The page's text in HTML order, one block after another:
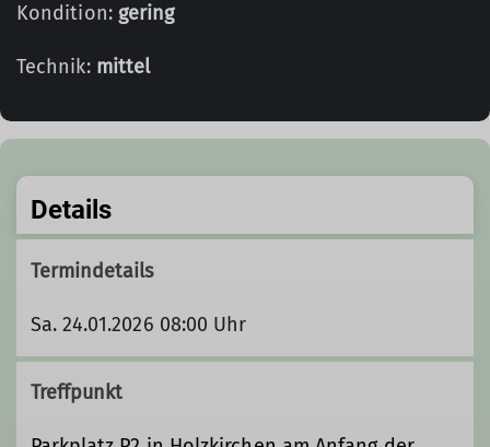
Kondition: gering
Technik: mittel
Details
Termindetails
Sa. 24.01.2026 08:00 Uhr
Treffpunkt